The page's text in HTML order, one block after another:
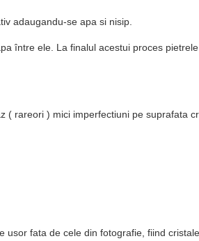
adaugandu-se apa si nisip.
între ele. La finalul acestui proces
( rareori ) mici imperfectiuni pe suprafata
usor fata de cele din fotografie, fiind